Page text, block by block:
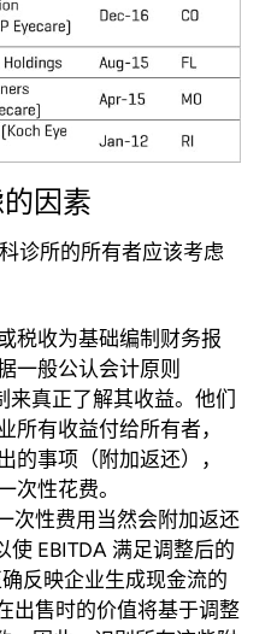
因素
诊所的所有者应该考虑
税收为基础编制财务报
一般公认会计原则
来真正了解其收益。他们
所有收益付给所有者，
的事项（附加返还），
次性花费。
次性费用当然会附加返还
使 EBITDA 满足调整后的
反映企业生成现金流的
出售时的价值将基于调整